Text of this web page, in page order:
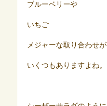
ブルーベリーや
いちご
メジャーな取り合わせが
いくつもありますよね。